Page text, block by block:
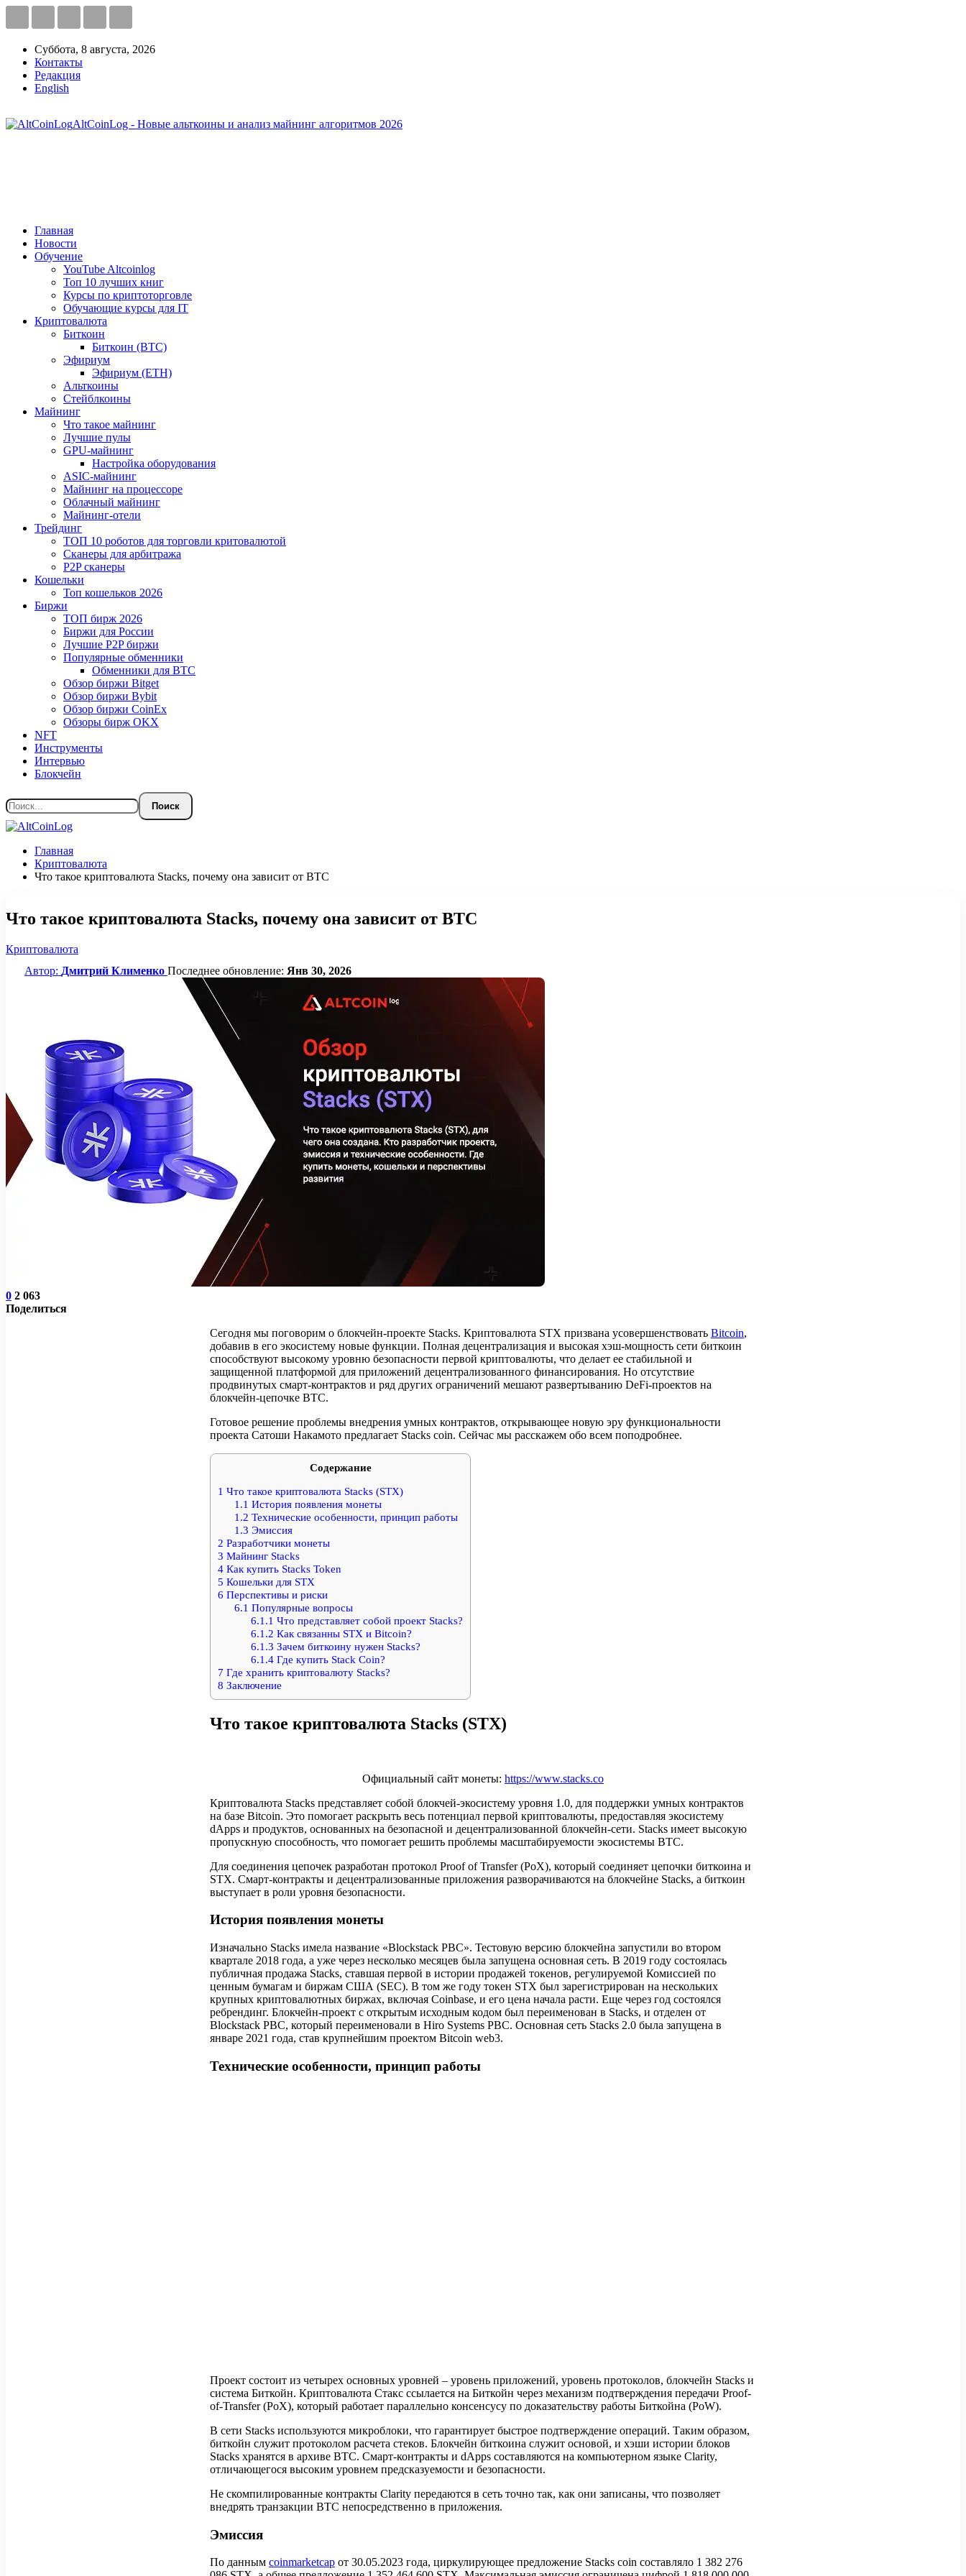
Суббота, 8 августа, 2026
Контакты
Редакция
English
AltCoinLog - Новые альткоины и анализ майнинг алгоритмов 2026
Главная
Новости
Обучение
YouTube Altcoinlog
Топ 10 лучших книг
Курсы по криптоторговле
Обучающие курсы для IT
Криптовалюта
Биткоин
Биткоин (BTC)
Эфириум
Эфириум (ETH)
Альткоины
Стейблкоины
Майнинг
Что такое майнинг
Лучшие пулы
GPU-майнинг
Настройка оборудования
ASIC-майнинг
Майнинг на процессоре
Облачный майнинг
Майнинг-отели
Трейдинг
ТОП 10 роботов для торговли критовалютой
Сканеры для арбитража
P2P сканеры
Кошельки
Топ кошельков 2026
Биржи
ТОП бирж 2026
Биржи для России
Лучшие P2P биржи
Популярные обменники
Обменники для BTC
Обзор биржи Bitget
Обзор биржи Bybit
Обзор биржи CoinEx
Обзоры бирж OKX
NFT
Инструменты
Интервью
Блокчейн
Главная
Криптовалюта
Что такое криптовалюта Stacks, почему она зависит от BTC
Что такое криптовалюта Stacks, почему она зависит от BTC
Криптовалюта
Автор: Дмитрий Клименко Последнее обновление: Янв 30, 2026
0 2 063
Поделиться
Сегодня мы поговорим о блокчейн-проекте Stacks. Криптовалюта STX призвана усовершенствовать Bitcoin,
добавив в его экосистему новые функции. Полная децентрализация и высокая хэш-мощность сети биткоин
способствуют высокому уровню безопасности первой криптовалюты, что делает ее стабильной и
защищенной платформой для приложений децентрализованного финансирования. Но отсутствие
продвинутых смарт-контрактов и ряд других ограничений мешают развертыванию DeFi-проектов на
блокчейн-цепочке BTC.
Готовое решение проблемы внедрения умных контрактов, открывающее новую эру функциональности
проекта Сатоши Накамото предлагает Stacks coin. Сейчас мы расскажем обо всем поподробнее.
Содержание
1 Что такое криптовалюта Stacks (STX)
1.1 История появления монеты
1.2 Технические особенности, принцип работы
1.3 Эмиссия
2 Разработчики монеты
3 Майнинг Stacks
4 Как купить Stacks Token
5 Кошельки для STX
6 Перспективы и риски
6.1 Популярные вопросы
6.1.1 Что представляет собой проект Stacks?
6.1.2 Как связанны STX и Bitcoin?
6.1.3 Зачем биткоину нужен Stacks?
6.1.4Где купить Stack Coin?
7 Где хранить криптовалюту Stacks?
8 Заключение
Что такое криптовалюта Stacks (STX)
Официальный сайт монеты: https://www.stacks.co
Криптовалюта Stacks представляет собой блокчей-экосистему уровня 1.0, для поддержки умных контрактов
на базе Bitcoin. Это помогает раскрыть весь потенциал первой криптовалюты, предоставляя экосистему
dApps и продуктов, основанных на безопасной и децентрализованной блокчейн-сети. Stacks имеет высокую
пропускную способность, что помогает решить проблемы масштабируемости экосистемы BTC.
Для соединения цепочек разработан протокол Proof of Transfer (PoX), который соединяет цепочки биткоина и
STX. Смарт-контракты и децентрализованные приложения разворачиваются на блокчейне Stacks, а биткоин
выступает в роли уровня безопасности.
История появления монеты
Изначально Stacks имела название «Blockstack PBC». Тестовую версию блокчейна запустили во втором
квартале 2018 года, а уже через несколько месяцев была запущена основная сеть. В 2019 году состоялась
публичная продажа Stacks, ставшая первой в истории продажей токенов, регулируемой Комиссией по
ценным бумагам и биржам США (SEC). В том же году токен STX был зарегистрирован на нескольких
крупных криптовалютных биржах, включая Coinbase, и его цена начала расти. Еще через год состоялся
ребрендинг. Блокчейн-проект с открытым исходным кодом был переименован в Stacks, и отделен от
Blockstack PBC, который переименовали в Hiro Systems PBC. Основная сеть Stacks 2.0 была запущена в
январе 2021 года, став крупнейшим проектом Bitcoin web3.
Технические особенности, принцип работы
Проект состоит из четырех основных уровней – уровень приложений, уровень протоколов, блокчейн Stacks и
система Биткойн. Криптовалюта Стакс ссылается на Биткойн через механизм подтверждения передачи Proof-
of-Transfer (PoX), который работает параллельно консенсусу по доказательству работы Биткойна (PoW).
В сети Stacks используются микроблоки, что гарантирует быстрое подтверждение операций. Таким образом,
биткойн служит протоколом расчета стеков. Блокчейн биткоина служит основой, и хэши истории блоков
Stacks хранятся в архиве BTC. Смарт-контракты и dApps составляются на компьютерном языке Clarity,
отличающегося высоким уровнем предсказуемости и безопасности.
Не скомпилированные контракты Clarity передаются в сеть точно так, как они записаны, что позволяет
внедрять транзакции BTC непосредственно в приложения.
Эмиссия
По данным coinmarketcap от 30.05.2023 года, циркулирующее предложение Stacks coin составляло 1 382 276